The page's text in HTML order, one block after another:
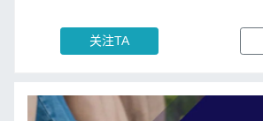
关注TA